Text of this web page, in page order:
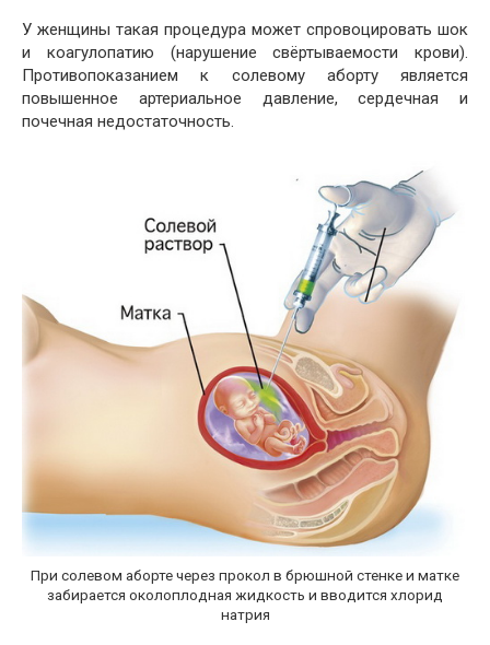
У женщины такая процедура может спровоцировать шок
и коагулопатию (нарушение свёртываемости крови).
Противопоказанием к солевому аборту является
повышенное артериальное давление, сердечная и
почечная недостаточность.
При солевом аборте через прокол в брюшной стенке и матке
забирается околоплодная жидкость и вводится хлорид
натрия